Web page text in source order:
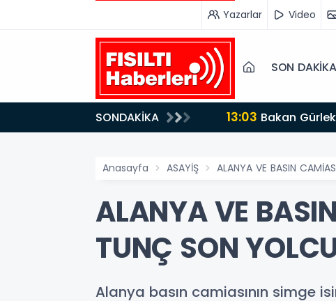
Yazarlar Video
SON DAKİKA
SONDAKİKA 13:03
Düzenlemeye
Anasayfa ASAYİŞ ALANYA VE BASIN
ALANYA VE
TUNÇ SON
Alanya basın camiasının simge